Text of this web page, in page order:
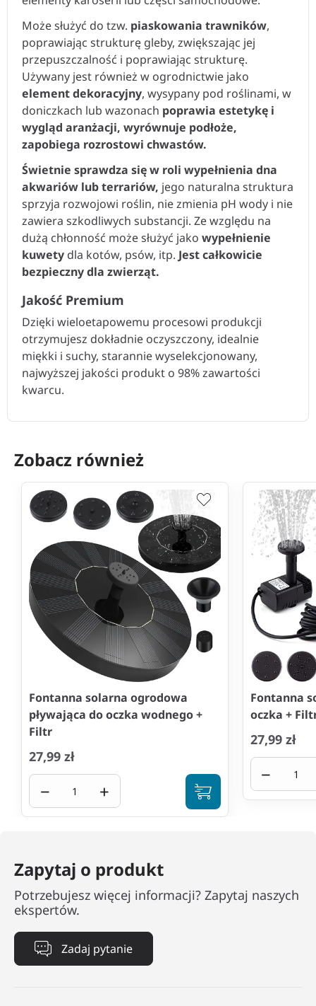
Może służyć do tzw. piaskowania trawników,
poprawiając strukturę gleby, zwiększając jej
przepuszczalność i poprawiając strukturę.
Używany jest również w ogrodnictwie jako
element dekoracyjny, wysypany pod roślinami, w
doniczkach lub wazonach poprawia estetykę i
wygląd aranżacji, wyrównuje podłoże,
zapobiega rozrostowi chwastów.
Świetnie sprawdza się w roli wypełnienia dna
akwariów lub terrariów, jego naturalna struktura
sprzyja rozwojowi roślin, nie zmienia pH wody i nie
zawiera szkodliwych substancji. Ze względu na
dużą chłonność może służyć jako wypełnienie
kuwety dla kotów, psów, itp. Jest całkowicie
bezpieczny dla zwierząt.
Jakość Premium
Dzięki wieloetapowemu procesowi produkcji
otrzymujesz dokładnie oczyszczony, idealnie
miękki i suchy, starannie wyselekcjonowany,
najwyższej jakości produkt o 98% zawartości
kwarcu.
Zobacz również
Fontanna solarna ogrodowa
pływająca do oczka wodnego +
Filtr
27,99 zł
− +
Fontanna
oczka +
27,99 zł
−
Zapytaj o produkt
Potrzebujesz więcej informacji? Zapytaj naszych
ekspertów.
Zadaj pytanie